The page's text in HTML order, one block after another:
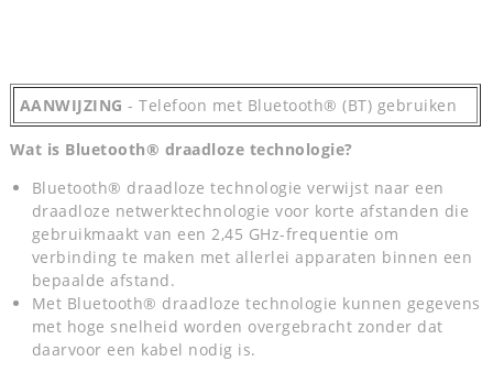
AANWIJZING - Telefoon met Bluetooth® (BT) gebruiken
Wat is Bluetooth® draadloze technologie?
Bluetooth® draadloze technologie verwijst naar een
draadloze netwerktechnologie voor korte afstanden die
gebruikmaakt van een 2,45 GHz-frequentie om
verbinding te maken met allerlei apparaten binnen een
bepaalde afstand.
Met Bluetooth® draadloze technologie kunnen gegevens
met hoge snelheid worden overgebracht zonder dat
daarvoor een kabel nodig is.